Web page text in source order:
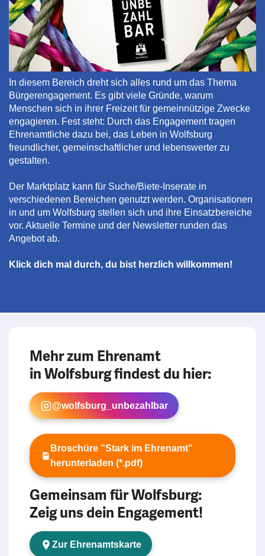
In diesem Bereich dreht sich alles rund um das Thema
Bürgerengagement. Es gibt viele Gründe, warum
Menschen sich in ihrer Freizeit für gemeinnützige Zwecke
engagieren. Fest steht: Durch das Engagement tragen
Ehrenamtliche dazu bei, das Leben in Wolfsburg
freundlicher, gemeinschaftlicher und lebenswerter zu
gestalten.
Der Marktplatz kann für Suche/Biete-Inserate in
verschiedenen Bereichen genutzt werden. Organisationen
in und um Wolfsburg stellen sich und ihre Einsatzbereiche
vor. Aktuelle Termine und der Newsletter runden das
Angebot ab.
Klick dich mal durch, du bist herzlich willkommen!
Mehr zum Ehrenamt
in Wolfsburg findest du hier:
@wolfsburg_unbezahlbar
Broschüre "Stark im Ehrenamt"
herunterladen (*.pdf)
Gemeinsam für Wolfsburg:
Zeig uns dein Engagement!
Zur Ehrenamtskarte